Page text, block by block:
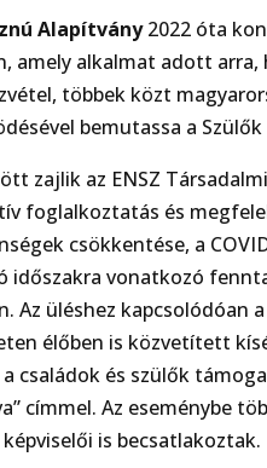
Alapítvány2022 óta
amely alkalmat adott
többek közt
bemutassa a
zajlik az ENSZ
foglalkoztatás és
csökkentése, a
időszakra vonatkozó
Az üléshez kapcsolódóan
élőben is közvetített
családok és szülők
címmel. Az eseménybe
is becsatlakoztak.